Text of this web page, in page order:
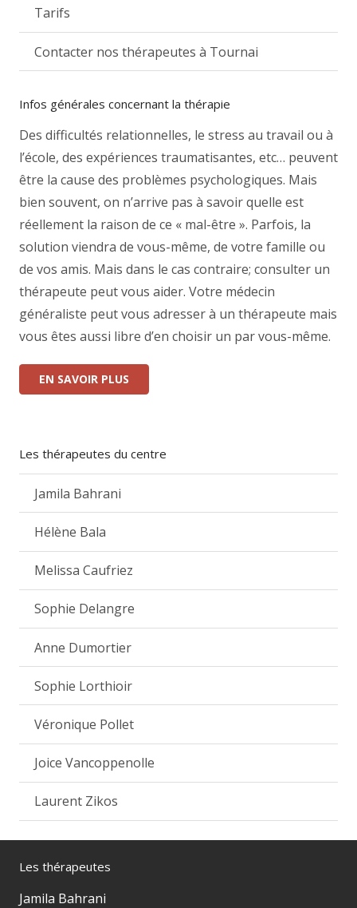
Tarifs
Contacter nos thérapeutes à Tournai
Infos générales concernant la thérapie
Des difficultés relationnelles, le stress au travail ou à
l’école, des expériences traumatisantes, etc… peuvent
être la cause des problèmes psychologiques. Mais
bien souvent, on n’arrive pas à savoir quelle est
réellement la raison de ce « mal-être ». Parfois, la
solution viendra de vous-même, de votre famille ou
de vos amis. Mais dans le cas contraire; consulter un
thérapeute peut vous aider. Votre médecin
généraliste peut vous adresser à un thérapeute mais
vous êtes aussi libre d’en choisir un par vous-même.
EN SAVOIR PLUS
Les thérapeutes du centre
Jamila Bahrani
Hélène Bala
Melissa Caufriez
Sophie Delangre
Anne Dumortier
Sophie Lorthioir
Véronique Pollet
Joice Vancoppenolle
Laurent Zikos
Les thérapeutes
Jamila Bahrani